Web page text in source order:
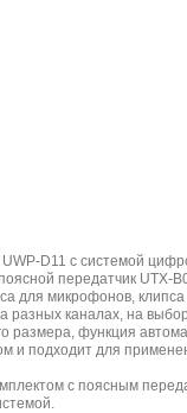
D11 с системой
передатчик UTX-
для микрофонов,
разных каналах, на
размера, функция
и подходит для
с поясным